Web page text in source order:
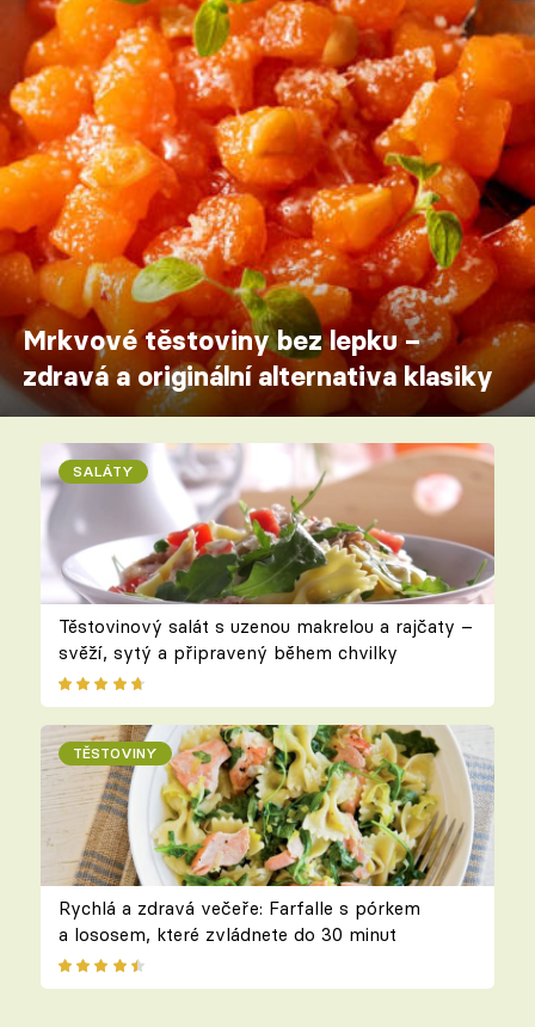
Mrkvové těstoviny bez lepku –
zdravá a originální alternativa klasiky
SALÁTY
Těstovinový salát s uzenou makrelou a rajčaty –
svěží, sytý a připravený během chvilky
TĚSTOVINY
Rychlá a zdravá večeře: Farfalle s pórkem
a lososem, které zvládnete do 30 minut